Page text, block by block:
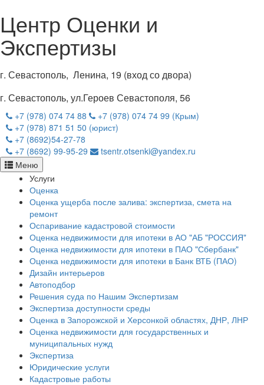
Центр Оценки и
Экспертизы
г. Севастополь, Ленина, 19 (вход со двора)
г. Севастополь, ул.Героев Севастополя, 56
+7 (978) 074 74 88
+7 (978) 074 74 99 (Крым)
+7 (978) 871 51 50 (юрист)
+7 (8692)54-27-78
+7 (8692) 99-95-29
tsentr.otsenki@yandex.ru
Меню
Услуги
Оценка
Оценка ущерба после залива: экспертиза, смета на
ремонт
Оспаривание кадастровой стоимости
Оценка недвижимости для ипотеки в АО "АБ "РОССИЯ"
Оценка недвижимости для ипотеки в ПАО "Сбербанк"
Оценка недвижимости для ипотеки в Банк ВТБ (ПАО)
Дизайн интерьеров
Автоподбор
Решения суда по Нашим Экспертизам
Экспертиза доступности среды
Оценка в Запорожской и Херсонкой областях, ДНР, ЛНР
Оценка недвижимости для государственных и
муниципальных нужд
Экспертиза
Юридические услуги
Кадастровые работы